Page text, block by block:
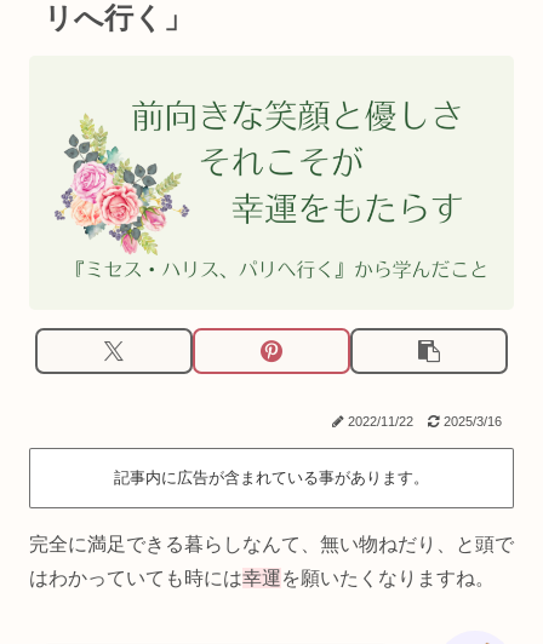
リへ行く」
2022/11/22 2025/3/16
記事内に広告が含まれている事があります。
完全に満足できる暮らしなんて、無い物ねだり、と頭で
はわかっていても時には幸運を願いたくなりますね。